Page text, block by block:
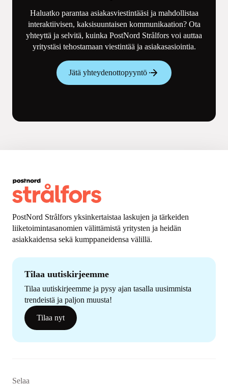
Haluatko parantaa asiakasviestintääsi ja mahdollistaa
interaktiivisen, kaksisuuntaisen kommunikaation? Ota
yhteyttä ja selvitä, kuinka PostNord Strålfors voi auttaa
yritystäsi tehostamaan viestintää ja asiakasasiointia.
Jätä yhteydenottopyyntö
PostNord Strålfors yksinkertaistaa laskujen ja tärkeiden
liiketoimintasanomien välittämistä yritysten ja heidän
asiakkaidensa sekä kumppaneidensa välillä.
Tilaa uutiskirjeemme
Tilaa uutiskirjeemme ja pysy ajan tasalla uusimmista
trendeistä ja paljon muusta!
Tilaa nyt
Selaa